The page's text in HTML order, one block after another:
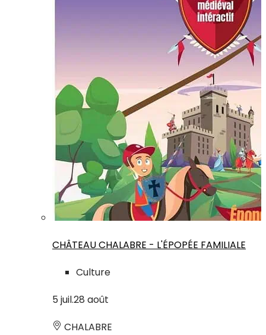
CHÂTEAU CHALABRE - L'ÉPOPÉE FAMILIALE
Culture
5 juil.28 août
CHALABRE